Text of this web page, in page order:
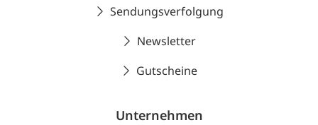
Sendungsverfolgung
Newsletter
Gutscheine
Unternehmen